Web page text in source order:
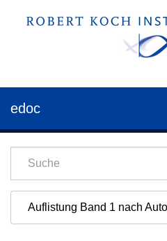
edoc
Auflistung Band 1 nach